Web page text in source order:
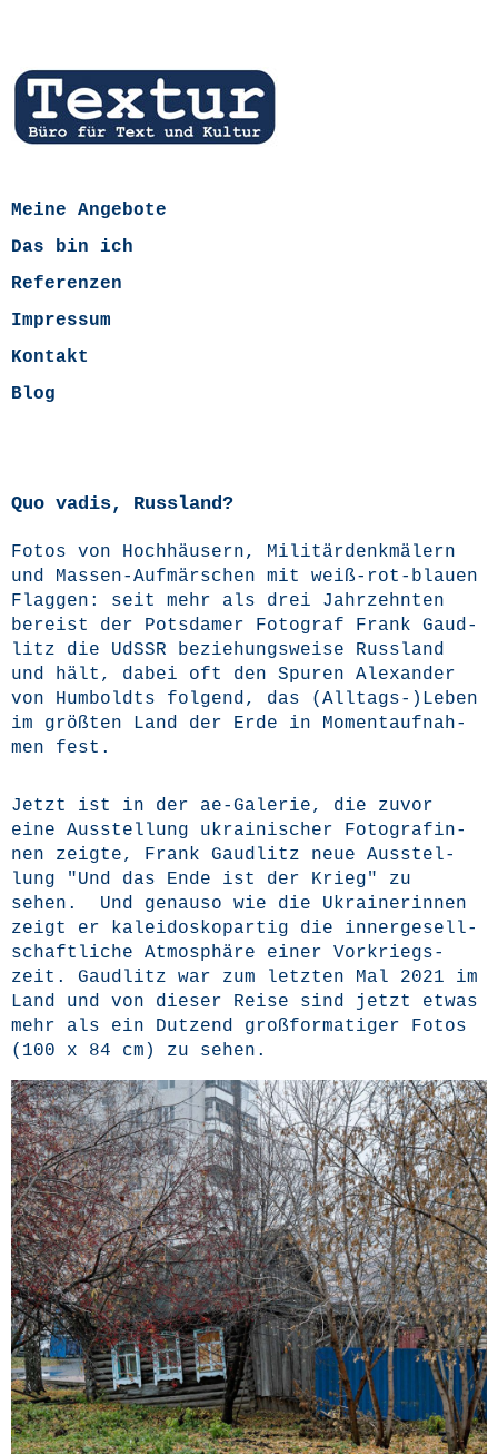
Meine Angebote
Das bin ich
Referenzen
Impressum
Kontakt
Blog
Quo vadis, Russland?
Fotos von Hoch­häu­sern, Mili­tär­denk­mä­lern
und Mas­sen-Auf­mär­schen mit weiß-rot-blau­en
Flag­gen: seit mehr als drei Jahr­zehn­ten
bereist der Pots­da­mer Foto­graf Frank Gaud­
litz die UdSSR bezie­hungs­wei­se Russ­land
und hält, dabei oft den Spu­ren Alex­an­der
von Hum­boldts fol­gend, das (Alltags-)Leben
im größ­ten Land der Erde in Moment­auf­nah­
men fest.
Jetzt ist in der ae-Gale­rie, die zuvor
eine Aus­stel­lung ukrai­ni­scher Foto­gra­fin­
nen zeig­te, Frank Gaud­litz neue Aus­stel­
lung "Und das Ende ist der Krieg" zu
sehen. Und genau­so wie die Ukrai­ne­rin­nen
zeigt er kalei­do­skop­ar­tig die inner­ge­sell­
schaft­li­che Atmo­sphä­re einer Vor­kriegs­
zeit. Gaud­litz war zum letz­ten Mal 2021 im
Land und von die­ser Rei­se sind jetzt etwas
mehr als ein Dut­zend groß­for­ma­ti­ger Fotos
(100 x 84 cm) zu sehen.